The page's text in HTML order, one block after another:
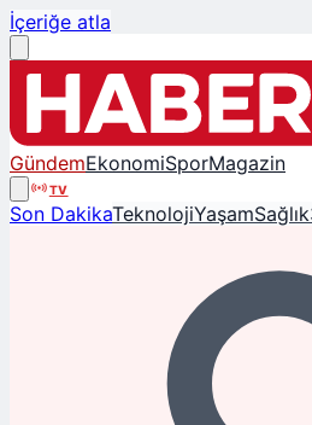
İçeriğe atla
GündemEkonomiSporMagazin
TV
Son DakikaTeknolojiYaşamSağlık